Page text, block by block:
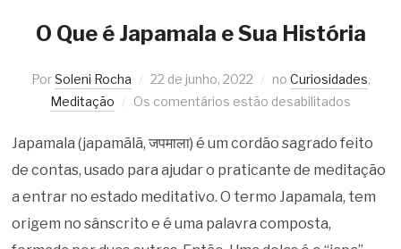
O Que é Japamala e Sua História
PorSoleni Rocha 22 de junho, 2022 no Curiosidades,
Meditação
Os comentários estão desabilitados
Japamala (japamālā, जपमाला) é um cordão sagrado feito
de contas, usado para ajudar o praticante de meditação
a entrar no estado meditativo. O termo Japamala, tem
origem no sânscrito e é uma palavra composta,